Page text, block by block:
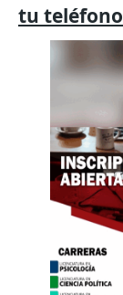
tu teléfono